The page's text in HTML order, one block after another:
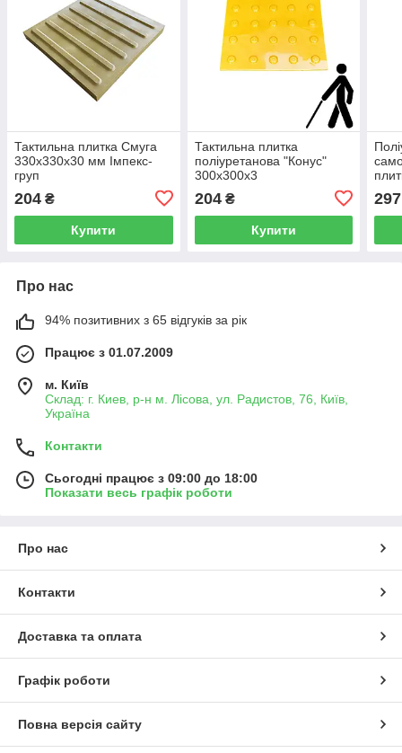
Тактильна плитка Смуга
330х330х30 мм Імпекс-
груп
204 ₴
Купити
Тактильна плитка
поліуретанова "Конус"
300х300х3
204₴
Купити
297
Про нас
94% позитивних з 65 відгуків за рік
Працює з 01.07.2009
м. Київ
Склад: г. Киев, р-н м. Лісова, ул. Радистов, 76, Київ,
Україна
Контакти
Сьогодні працює з 09:00 до 18:00
Показати весь графік роботи
Про нас
Контакти
Доставка та оплата
Графік роботи
Повна версія сайту